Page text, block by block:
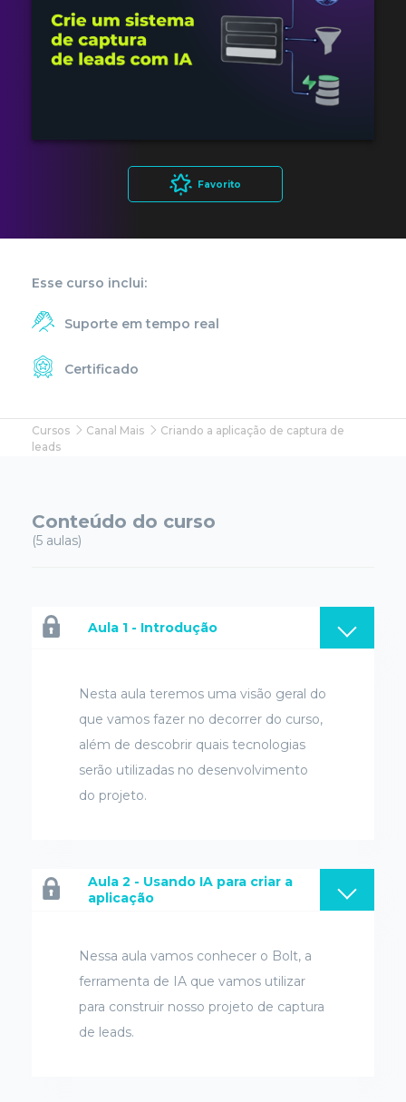
Favorito
Esse curso inclui:
Suporte em tempo real
Certificado
Cursos Canal Mais
Criando a aplicação de captura de
leads
Conteúdo do curso
(5 aulas)
Aula 1 - Introdução
Nesta aula teremos uma visão geral do
que vamos fazer no decorrer do curso,
além de descobrir quais tecnologias
serão utilizadas no desenvolvimento
do projeto.
Aula 2 - Usando IA para criar a
aplicação
Nessa aula vamos conhecer o Bolt, a
ferramenta de IA que vamos utilizar
para construir nosso projeto de captura
de leads.